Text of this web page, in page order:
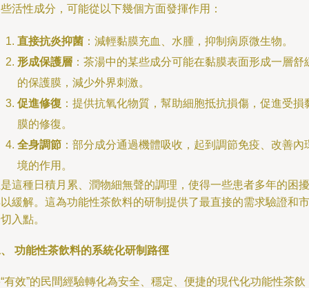
活性成分，可能從以下幾個方面發揮作用：
直接抗炎抑菌 ：減輕黏膜充血、水腫，抑制病原微生物。
形成保護層 ：茶湯中的某些成分可能在黏膜表面形成一層舒
的保護膜，減少外界刺激。
促進修復 ：提供抗氧化物質，幫助細胞抵抗損傷，促進受損
膜的修復。
全身調節 ：部分成分通過機體吸收，起到調節免疫、改善內
境的作用。
這種日積月累、潤物細無聲的調理，使得一些患者多年的困擾
緩解。這為功能性茶飲料的研制提供了最直接的需求驗證和市
入點。
功能性茶飲料的系統化研制路徑
有效”的民間經驗轉化為安全、穩定、便捷的現代化功能性茶飲